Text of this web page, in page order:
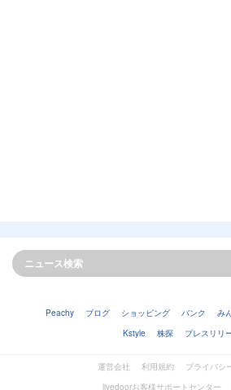
Peachy ブログ ショッピング バンク み
Kstyle
株探 プレスリリ
運営会社 利用規約
プライバシ
livedoorお客様サポートセンター